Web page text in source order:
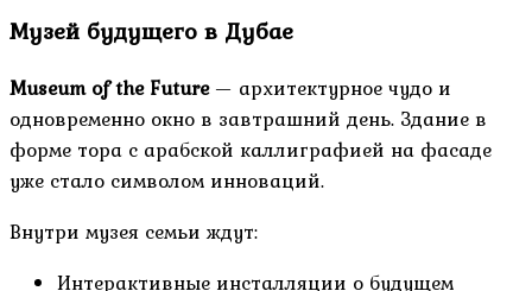
Музей будущего в Дубае
Museum of the Future— архитектурное чудо и
одновременно окно в завтрашний день. Здание в
форме тора с арабской каллиграфией на фасаде
уже стало символом инноваций.
Внутри музея семьи ждут:
Интерактивные инсталляции о будущем